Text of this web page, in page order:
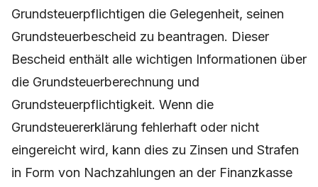
Grundsteuerpflichtigen die Gelegenheit, seinen
Grundsteuerbescheid zu beantragen. Dieser
Bescheid enthält alle wichtigen Informationen über
die Grundsteuerberechnung und
Grundsteuerpflichtigkeit. Wenn die
Grundsteuererklärung fehlerhaft oder nicht
eingereicht wird, kann dies zu Zinsen und Strafen
in Form von Nachzahlungen an der Finanzkasse